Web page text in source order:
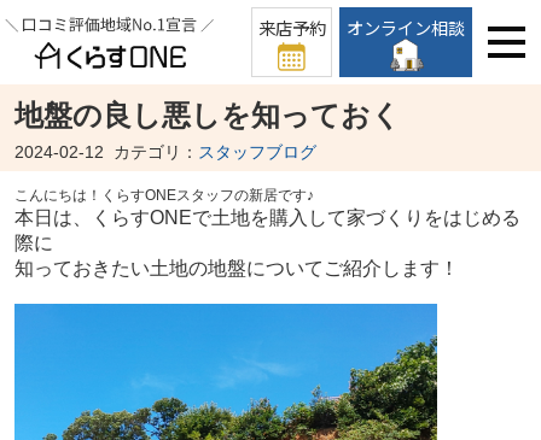
来店予約 オンライン相談
地盤の良し悪しを知っておく
2024-02-12 カテゴリ： スタッフブログ
こんにちは！ くらすONEスタッフの新居です♪
本日は、くらすONEで土地を購入して家づくりをはじめる
際に
知っておきたい土地の地盤についてご紹介します！